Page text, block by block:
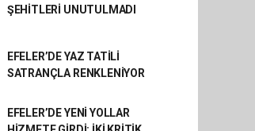
ŞEHİTLERİ UNUTULMADI
EFELER’DE YAZ TATİLİ
SATRANÇLA RENKLENİYOR
EFELER’DE YENİ YOLLAR